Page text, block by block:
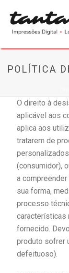
POLÍTICA
O direito à
aplicável aos
aplica aos
tratarem de
(consumidor),
a
sua forma,
processo
características
fornecido.
produto sofrer
defeituoso).